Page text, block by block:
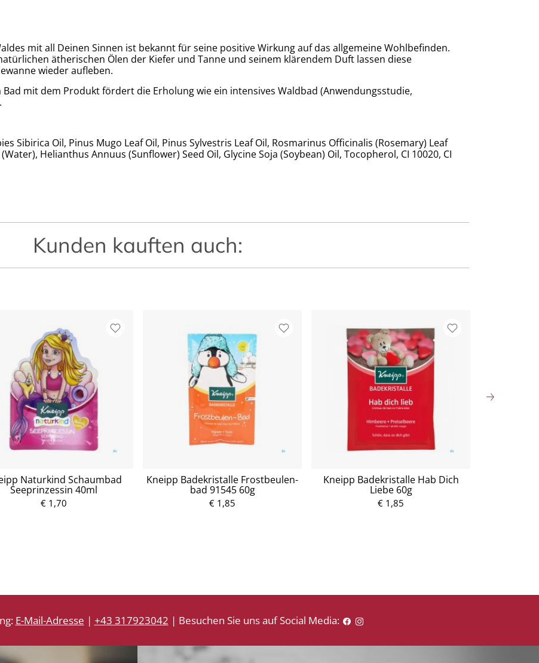
mit all Deinen Sinnen ist bekannt für seine positive Wirkung auf das allgemeine Wohlbefinden.
ätherischen Ölen der Kiefer und Tanne und seinem klärendem Duft lassen diese
wieder aufleben.
mit dem Produkt fördert die Erholung wie ein intensives Waldbad (Anwendungsstudie,
Sibirica Oil, Pinus Mugo Leaf Oil, Pinus Sylvestris Leaf Oil, Rosmarinus Officinalis (Rosemary) Leaf
Helianthus Annuus (Sunflower) Seed Oil, Glycine Soja (Soybean) Oil, Tocopherol, CI 10020, CI
Kunden kauften auch:
Naturkind Schaumbad
Seeprinzessin 40ml
€ 1,70
Kneipp Badekristalle Frostbeulen-
bad 91545 60g
€ 1,85
Kneipp Badekristalle Hab Dich
Liebe 60g
€ 1,85
P
P
P
E-Mail-Adresse | +43 317923042 | Besuchen Sie uns auf Social Media: